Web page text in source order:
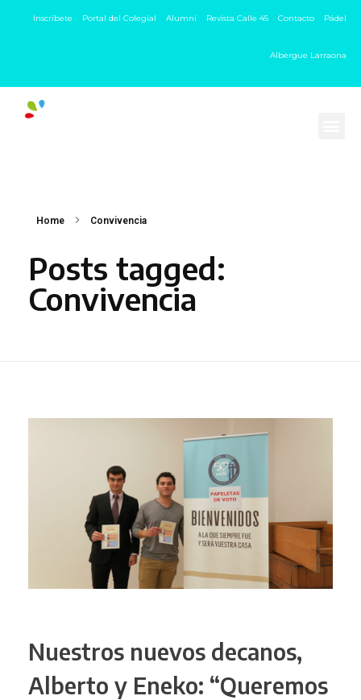
Inscríbete Portal del Colegial Alumni Revista Calle 45 Contacto Pádel
Albergue Larraona
Home Convivencia
Posts tagged:
Convivencia
Nuestros nuevos decanos,
Alberto y Eneko: “Queremos